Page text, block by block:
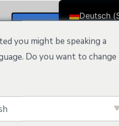
you might be speaking a
Do you want to change
Deutsch
Čeština
Español